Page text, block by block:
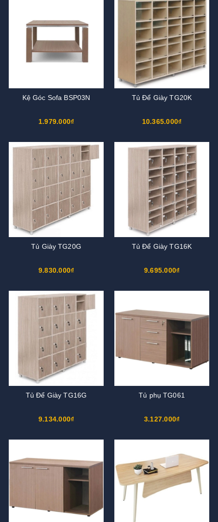
Kệ Góc Sofa BSP03N
1.979.000₫
Tủ Để Giày TG20K
10.365.000₫
Tủ Giày TG20G
9.830.000₫
Tủ Để Giày TG16K
9.695.000₫
Tủ Để Giày TG16G
9.134.000₫
Tủ phụ TG061
3.127.000₫